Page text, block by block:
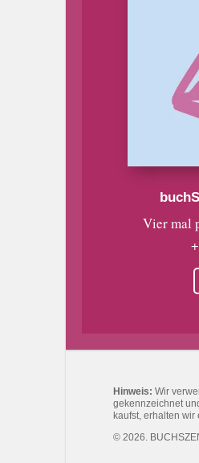
Vier mal
Hinweis: Wir
gekennzeichnet
kaufst, erhalten wir
© 2026.